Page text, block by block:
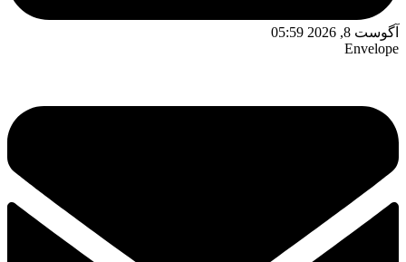
آگوست 8, 2026 05:59
Envelope